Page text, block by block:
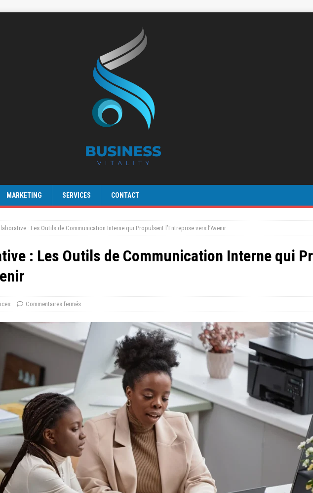
MARKETING SERVICES CONTACT
: Les Outils de Communication Interne qui Propulsent l’Entreprise vers l’Avenir
: Les Outils de Communication Interne qui
Commentaires fermés